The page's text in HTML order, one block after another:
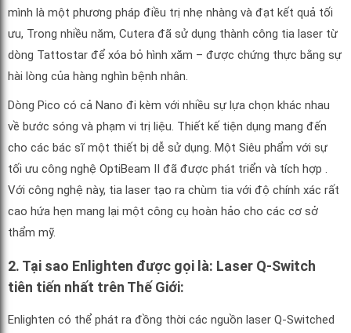
mình là một phương pháp điều trị nhẹ nhàng và đạt kết quả tối
ưu, Trong nhiều năm, Cutera đã sử dụng thành công tia laser từ
dòng Tattostar để xóa bỏ hình xăm – được chứng thực bằng sự
hài lòng của hàng nghìn bệnh nhân.
Dòng Pico có cả Nano đi kèm với nhiều sự lựa chọn khác nhau
về bước sóng và phạm vi trị liệu. Thiết kế tiện dụng mang đến
cho các bác sĩ một thiết bị dễ sử dụng. Một Siêu phẩm với sự
tối ưu công nghệ OptiBeam II đã được phát triển và tích hợp .
Với công nghệ này, tia laser tạo ra chùm tia với độ chính xác rất
cao hứa hẹn mang lại một công cụ hoàn hảo cho các cơ sở
thẩm mỹ.
2. Tại sao Enlighten được gọi là: Laser Q-Switch
tiên tiến nhất trên Thế Giới:
Enlighten có thể phát ra đồng thời các nguồn laser Q-Switched